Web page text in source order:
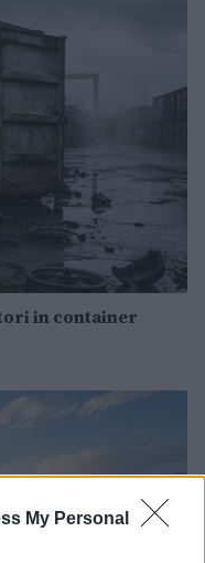
My Personal
in container